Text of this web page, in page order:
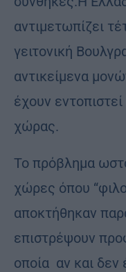
αντιμετωπίζει
γειτονική
αντικείμενα
έχουν
χώρας.
Το πρόβλημα
χώρες όπου
αποκτήθηκαν
επιστρέψουν
οποία αν και δεν